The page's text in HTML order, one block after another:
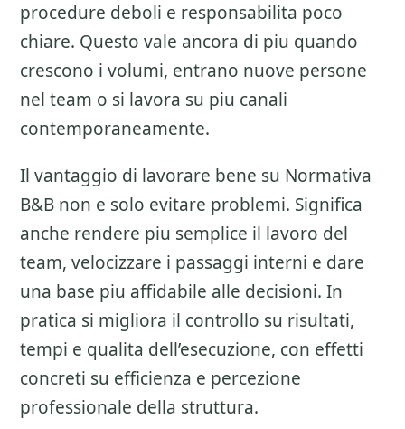
procedure deboli e responsabilita poco
chiare. Questo vale ancora di piu quando
crescono i volumi, entrano nuove persone
nel team o si lavora su piu canali
contemporaneamente.
Il vantaggio di lavorare bene su Normativa
B&B non e solo evitare problemi. Significa
anche rendere piu semplice il lavoro del
team, velocizzare i passaggi interni e dare
una base piu affidabile alle decisioni. In
pratica si migliora il controllo su risultati,
tempi e qualita dell’esecuzione, con effetti
concreti su efficienza e percezione
professionale della struttura.